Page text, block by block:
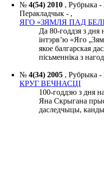
№ 4(54) 2010 , Рубрыка -
Перакладчык - ,
ЯГО «ЗЯМЛЯ ПАД
Да 80-годдзя з дня
інтэрв’ю «Яго
якое балгарская
пісьменніка з
№ 4(34) 2005 , Рубрыка -
КРУГ ВЕЧНАСЦІ
100-годдзю з дня
Яна Скрыгана
даследчыцы,